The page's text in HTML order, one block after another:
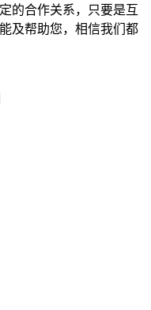
的合作关系，只要是互
及帮助您，相信我们都